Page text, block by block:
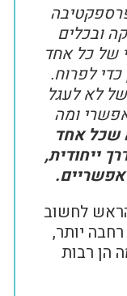
ובכלים
של כל אחד
לפרוח.
לא לעגל
ומה
אחד
ייחודית,
לחשוב
יותר,
רבות